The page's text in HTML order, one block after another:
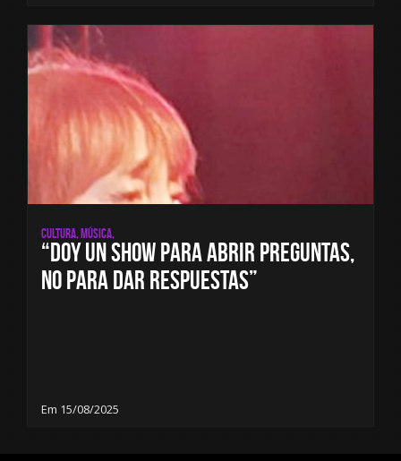
Cultura, Música,
“Doy un show para abrir preguntas,
no para dar respuestas”
Em 15/08/2025